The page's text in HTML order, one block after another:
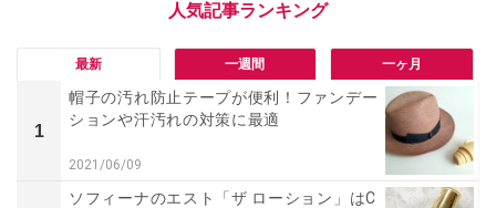
最新 一週間 一ヶ月
1
帽子の汚れ防止テープが便利！ファンデー
ションや汗汚れの対策に最適
2021/06/09
ソフィーナのエスト「ザ ローション」はC